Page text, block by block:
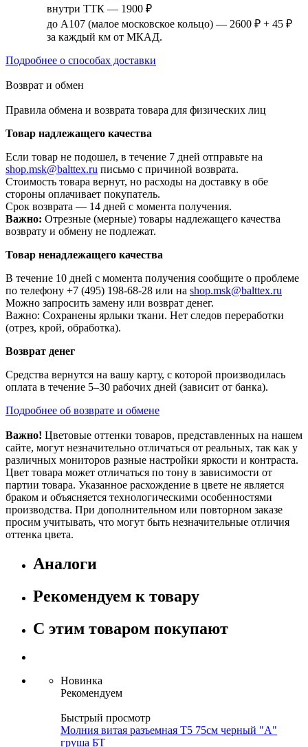
внутри ТТК — 1900 ₽
до А107 (малое московское кольцо) — 2600 ₽ + 45 ₽
за каждый км от МКАД.
Подробнее о способах доставки
Возврат и обмен
Правила обмена и возврата товара для физических лиц
Товар надлежащего качества
Если товар не подошел, в течение 7 дней отправьте на
shop.msk@balttex.ru письмо с причиной возврата.
Стоимость товара вернут, но расходы на доставку в обе
стороны оплачивает покупатель.
Срок возврата — 14 дней с момента получения.
Важно: Отрезные (мерные) товары надлежащего качества
возврату и обмену не подлежат.
Товар ненадлежащего качества
В течение 10 дней с момента получения сообщите о проблеме
по телефону +7 (495) 198-68-28 или на shop.msk@balttex.ru
Можно запросить замену или возврат денег.
Важно: Сохранены ярлыки ткани. Нет следов переработки
(отрез, крой, обработка).
Возврат денег
Средства вернутся на вашу карту, с которой производилась
оплата в течение 5–30 рабочих дней (зависит от банка).
Подробнее об возврате и обмене
Важно! Цветовые оттенки товаров, представленных на нашем
сайте, могут незначительно отличаться от реальных, так как у
различных мониторов разные настройки яркости и контраста.
Цвет товара может отличаться по тону в зависимости от
партии товара. Указанное расхождение в цвете не является
браком и объясняется технологическими особенностями
производства. При дополнительном или повторном заказе
просим учитывать, что могут быть незначительные отличия
оттенка цвета.
Аналоги
Рекомендуем к товару
С этим товаром покупают
Новинка
Рекомендуем
Быстрый просмотр
Молния витая разъемная Т5 75см черный "А"
груша БТ